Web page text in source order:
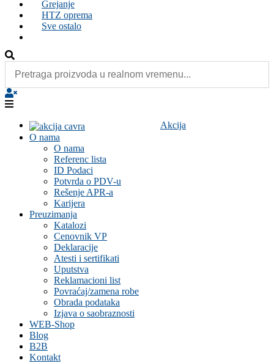
Grejanje
HTZ oprema
Sve ostalo
Akcija
O nama
O nama
Referenc lista
ID Podaci
Potvrda o PDV-u
Rešenje APR-a
Karijera
Preuzimanja
Katalozi
Cenovnik VP
Deklaracije
Atesti i sertifikati
Uputstva
Reklamacioni list
Povraćaj/zamena robe
Obrada podataka
Izjava o saobraznosti
WEB-Shop
Blog
B2B
Kontakt